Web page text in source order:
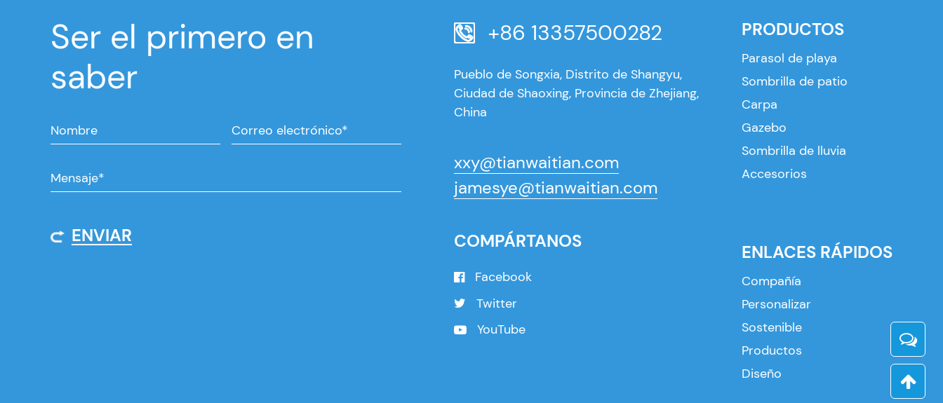
Ser el primero en
saber
ENVIAR
+86 13357500282
Pueblo de Songxia, Distrito de Shangyu,
Ciudad de Shaoxing, Provincia de Zhejiang,
China
xxy@tianwaitian.com
jamesye@tianwaitian.com
COMPÁRTANOS
Facebook
Twitter
YouTube
PRODUCTOS
Parasol de playa
Sombrilla de patio
Carpa
Gazebo
Sombrilla de lluvia
Accesorios
ENLACES RÁPIDOS
Compañía
Personalizar
Sostenible
Productos
Diseño